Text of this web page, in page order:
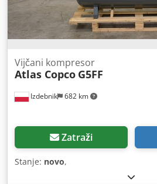
Izdebnik 682 km
Vijčani kompresor
Atlas Copco G5FF
Zatraži
Stanje: novo,